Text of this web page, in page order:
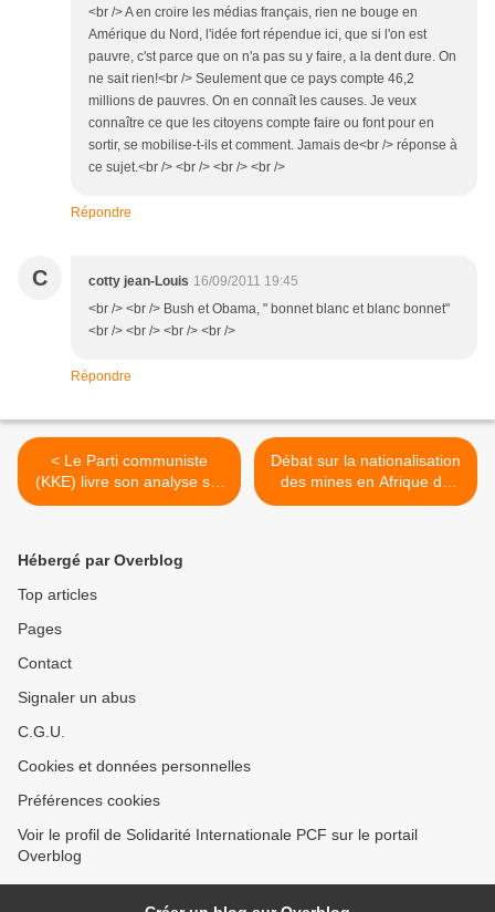
<br /> A en croire les médias français, rien ne bouge en
Amérique du Nord, l'idée fort répendue ici, que si l'on est
pauvre, c'st parce que on n'a pas su y faire, a la dent dure. On
ne sait rien!<br /> Seulement que ce pays compte 46,2
millions de pauvres. On en connaît les causes. Je veux
connaître ce que les citoyens compte faire ou font pour en
sortir, se mobilise-t-ils et comment. Jamais de<br /> réponse à
ce sujet.<br /> <br /> <br /> <br />
Répondre
C cotty jean-Louis 16/09/2011 19:45
<br /> <br /> Bush et Obama, " bonnet blanc et blanc bonnet"
<br /> <br /> <br /> <br />
Répondre
< Le Parti communiste
(KKE) livre son analyse sur
la crise économique
processus d'intégration
Débat sur la nationalisation
des mines en Afrique du
sud : la COSATU et le Parti
Hébergé par Overblog
Top articles
Pages
Contact
Signaler un abus
C.G.U.
Cookies et données personnelles
Préférences cookies
Voir le profil de Solidarité Internationale PCF sur le portail
Overblog